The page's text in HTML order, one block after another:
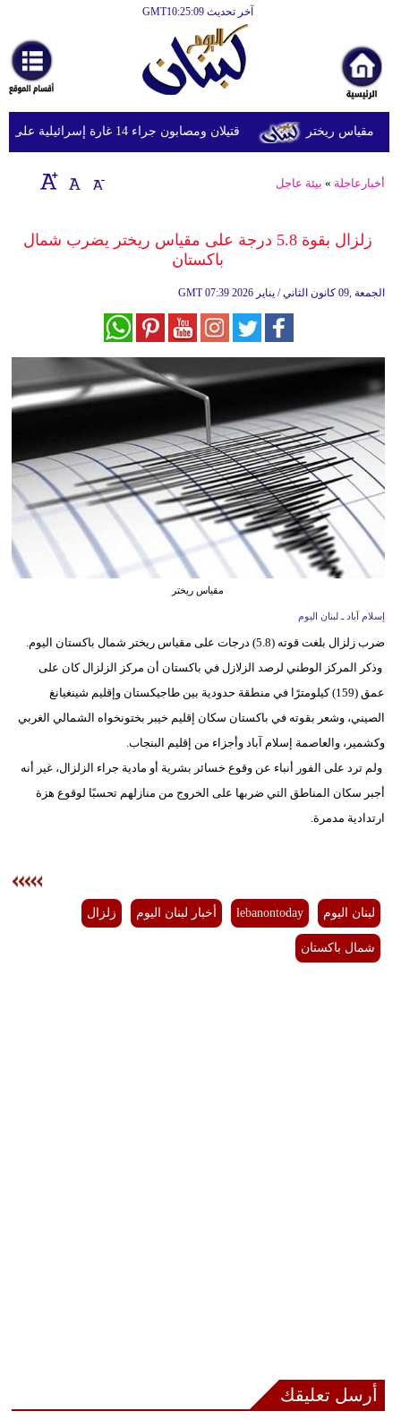
آخر تحديث GMT10:25:09
أخبارعاجلة
رياضة
ثقافة
إقتصاد
وموسيقى
سياحة
وسفر
أخبار
إعلام
تعليم
أزياء
إسلامية
علوم
بيئة
قتيلان ومصابون جراء 14 غارة إسرائيلية على شرق وجنوب لبنان
أخبارعاجلة » بيئة عاجل
زلزال بقوة 5.8 درجة على مقياس ريختر يضرب شمال
باكستان
GMT 07:39 2026 الجمعة ,09 كانون الثاني / يناير
مقياس ريختر
إسلام آباد ـ لبنان اليوم
ضرب زلزال بلغت قوته (5.8) درجات على مقياس ريختر شمال باكستان اليوم.
وذكر المركز الوطني لرصد الزلازل في باكستان أن مركز الزلزال كان على
عمق (159) كيلومترًا في منطقة حدودية بين طاجيكستان وإقليم شينغيانغ
الصيني، وشعر بقوته في باكستان سكان إقليم خيبر بختونخواه الشمالي الغربي
وكشمير، والعاصمة إسلام آباد وأجزاء من إقليم البنجاب.
ولم ترد على الفور أنباء عن وقوع خسائر بشرية أو مادية جراء الزلزال، غير أنه
أجبر سكان المناطق التي ضربها على الخروج من منازلهم تحسبًا لوقوع هزة
ارتدادية مدمرة.
لبنان اليوم lebanontoday أخبار لبنان اليوم زلزال
شمال باكستان
أرسل تعليقك